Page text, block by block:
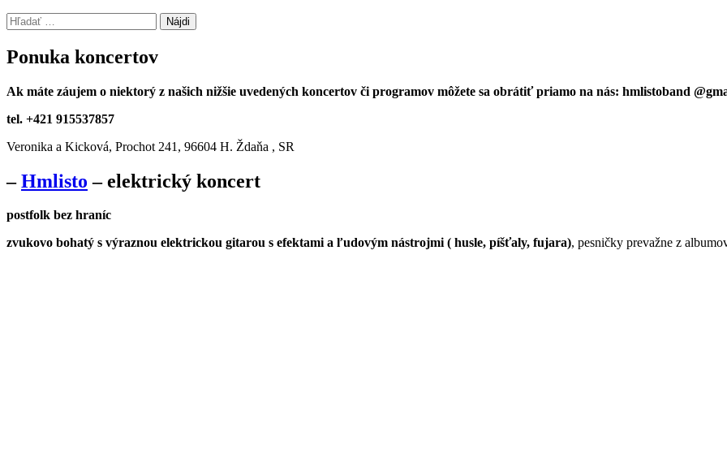
Hľadať:
Ponuka koncertov
Ak máte záujem o niektorý z našich nižšie uvedených koncertov či programov môžete sa obrátiť priamo na nás: hmlistoband
tel. +421 915537857
Veronika a Kicková, Prochot 241, 96604 H. Ždaňa , SR
–Hmlisto – elektrický koncert
postfolk bez hraníc
zvukovo bohatý s výraznou elektrickou gitarou s efektami a ľudovým nástrojmi ( husle, píšťaly, fujara), pesničky prevažne z